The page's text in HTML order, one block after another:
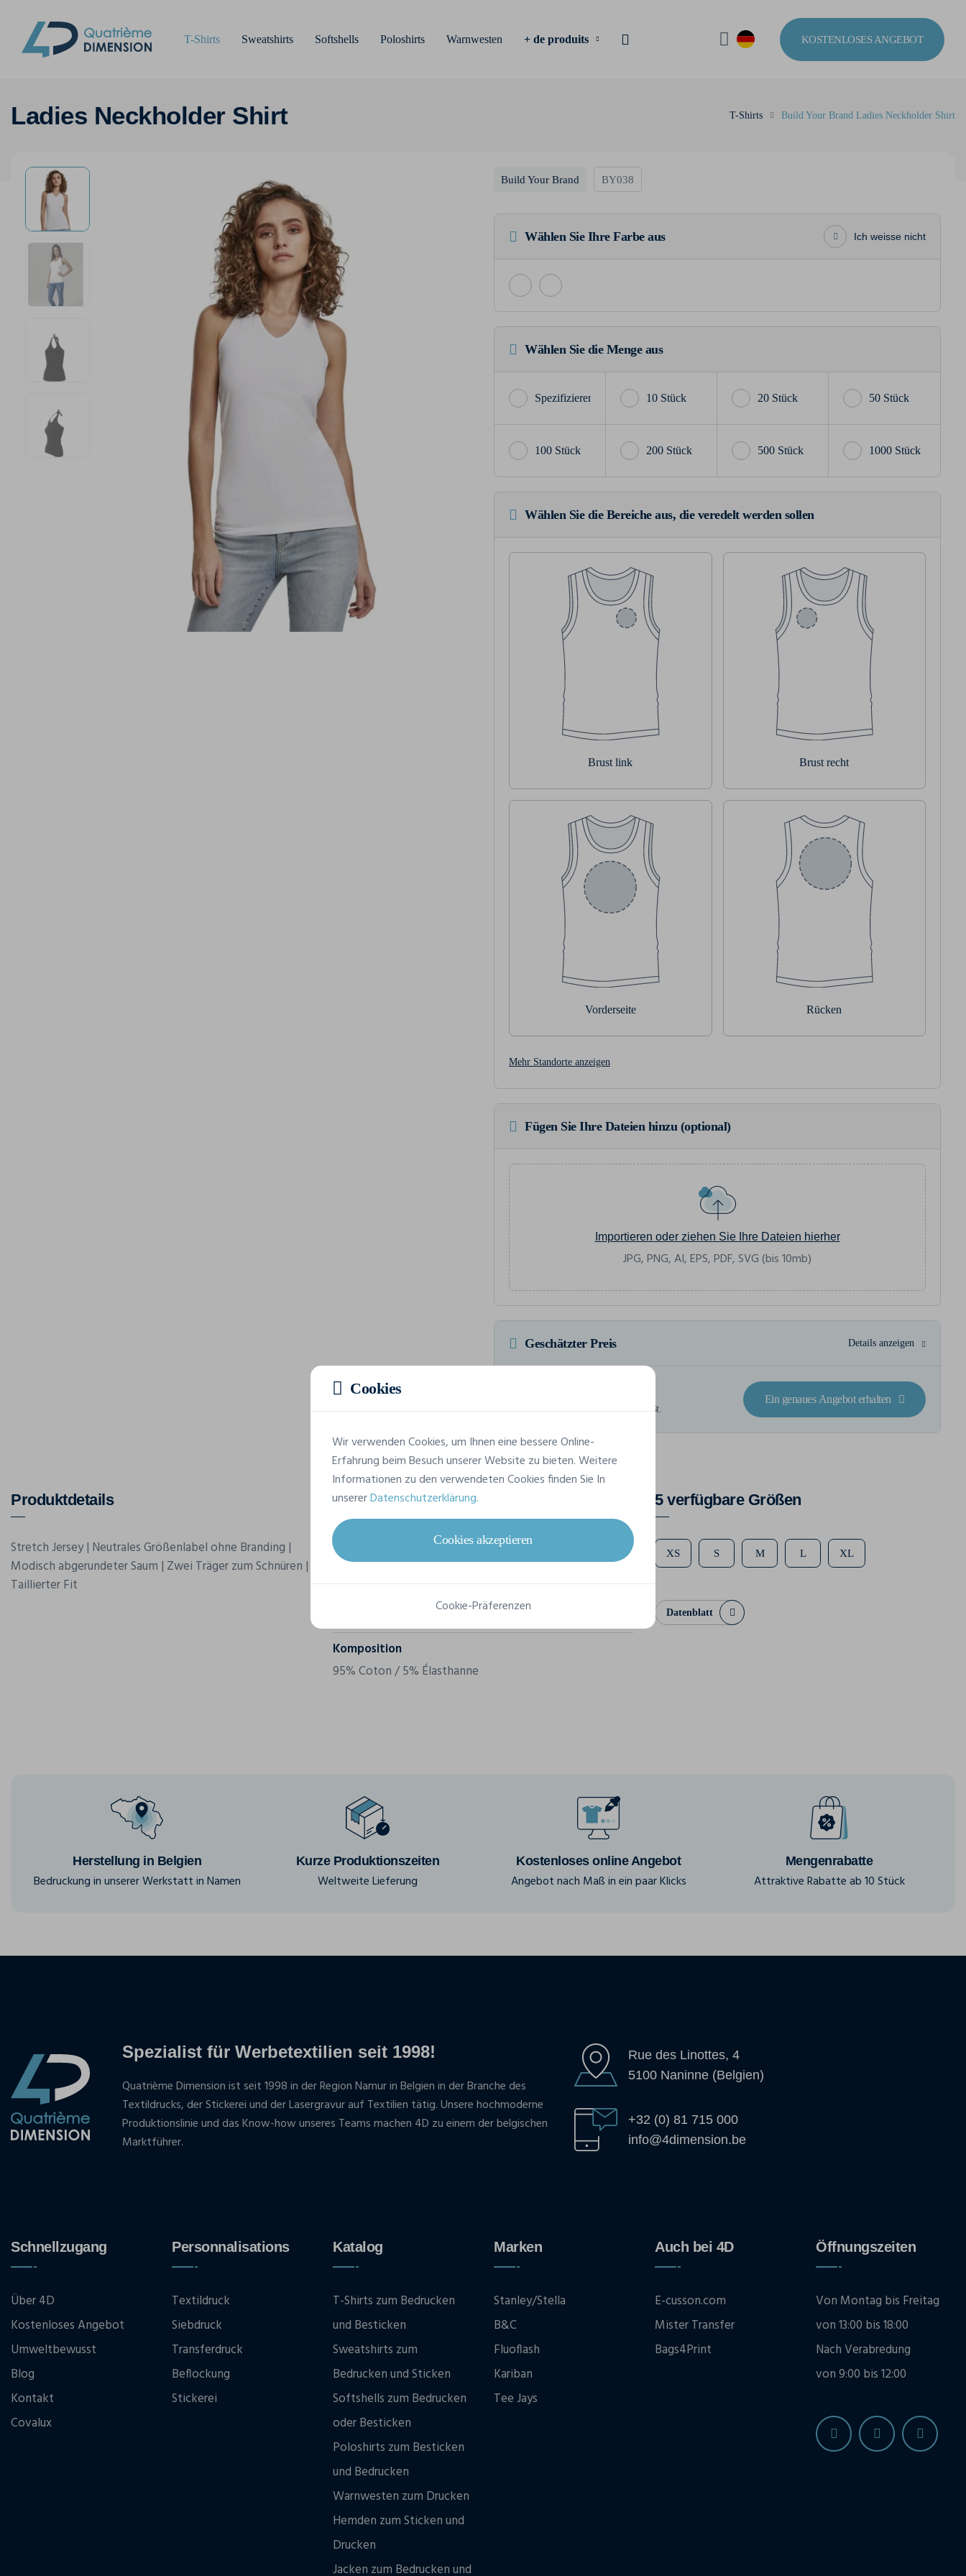
T-Shirts Sweatshirts Softshells Poloshirts Warnwesten + de produits KOSTENLOSES ANGEBOT
Ladies Neckholder Shirt T-Shirts Build Your Brand Ladies Neckholder Shirt
Build Your Brand BY038
Wählen Sie Ihre Farbe aus Ich weisse nicht
Wählen Sie die Menge aus
10 Stück 20 Stück 50 Stück
100 Stück 200 Stück 500 Stück 1000 Stück
Wählen Sie die Bereiche aus, die veredelt werden sollen
Brust link Brust recht
Vorderseite Rücken
Mehr Standorte anzeigen
Fügen Sie Ihre Dateien hinzu (optional)
Importieren oder ziehen Sie Ihre Dateien hierher
JPG, PNG, AI, EPS, PDF, SVG (bis 10mb)
Geschätzter Preis Details anzeigen
HTVA Insgesamt 73,30 € inkl. MwSt.
Ein genaues Angebot erhalten
Produktdetails
Stretch Jersey | Neutrales Größenlabel ohne Branding |
Modisch abgerundeter Saum | Zwei Träger zum Schnüren |
Taillierter Fit
Merkmale
Marke
Build Your Brand
Referenz
BY038
Komposition
95% Coton / 5% Élasthanne
5 verfügbare Größen
XS S M L XL
Datenblatt
Herstellung in Belgien
Bedruckung in unserer Werkstatt in Namen
Kurze Produktionszeiten
Weltweite Lieferung
Kostenloses online Angebot
Angebot nach Maß in ein paar Klicks
Mengenrabatte
Attraktive Rabatte ab 10 Stück
Spezialist für Werbetextilien seit 1998!
Quatrième Dimension ist seit 1998 in der Region Namur in Belgien in der Branche des
Textildrucks, der Stickerei und der Lasergravur auf Textilien tätig. Unsere hochmoderne
Produktionslinie und das Know-how unseres Teams machen 4D zu einem der belgischen
Marktführer.
Rue des Linottes, 4
5100 Naninne (Belgien)
+32 (0) 81 715 000
info@4dimension.be
Schnellzugang
Über 4D
Kostenloses Angebot
Umweltbewusst
Blog
Kontakt
Covalux
Personnalisations
Textildruck
Siebdruck
Transferdruck
Beflockung
Stickerei
Katalog
T-Shirts zum Bedrucken
und Besticken
Sweatshirts zum
Bedrucken und Sticken
Softshells zum Bedrucken
oder Besticken
Poloshirts zum Besticken
und Bedrucken
Warnwesten zum Drucken
Hemden zum Sticken und
Drucken
Jacken zum Bedrucken und
Marken
Stanley/Stella
B&C
Fluoflash
Kariban
Tee Jays
Auch bei 4D
E-cusson.com
Mister Transfer
Bags4Print
Öffnungszeiten
Von Montag bis Freitag
von 13:00 bis 18:00
Nach Verabredung
von 9:00 bis 12:00
Cookies
Wir verwenden Cookies, um Ihnen eine bessere Online-
Erfahrung beim Besuch unserer Website zu bieten. Weitere
Informationen zu den verwendeten Cookies finden Sie In
unsererDatenschutzerklärung.
Cookies akzeptieren
Cookie-Präferenzen